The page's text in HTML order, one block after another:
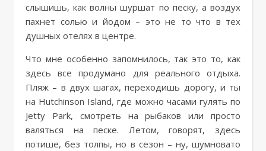
слышишь, как волны шуршат по песку, а воздух
пахнет солью и йодом – это не то что в тех
душных отелях в центре.
Что мне особенно запомнилось, так это то, как
здесь все продумано для реального отдыха.
Пляж – в двух шагах, переходишь дорогу, и ты
на Hutchinson Island, где можно часами гулять по
Jetty Park, смотреть на рыбаков или просто
валяться на песке. Летом, говорят, здесь
потише, без толпы, но в сезон – ну, шумновато